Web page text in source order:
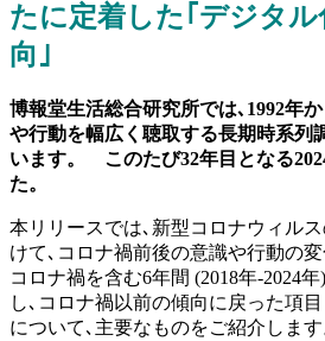
たに定着した｢デジタ
向｣
博報堂生活総合研究所では､1992年
や行動を幅広く聴取する長期時系列
います。 このたび32年目となる
た。
本リリースでは､新型コロナウィル
けて､コロナ禍前後の意識や行動の変
コロナ禍を含む6年間 (2018年-2024
し､コロナ禍以前の傾向に戻った項
について､主要なものをご紹介しま